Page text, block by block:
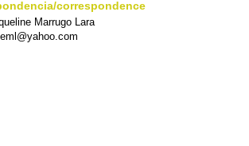
correspondence
Marrugo Lara